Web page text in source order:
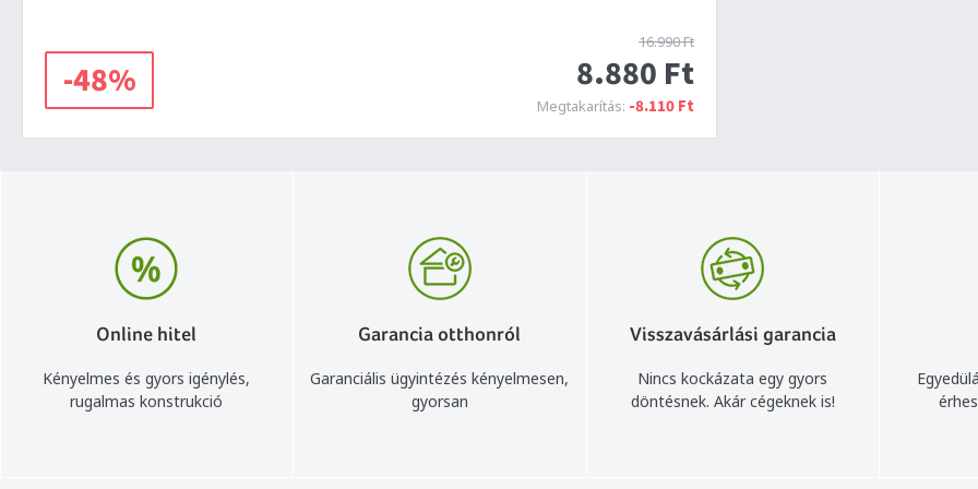
16.990 Ft
8.880 Ft
Megtakarítás: -8.110 Ft
-48%
Online hitel
Kényelmes és gyors igénylés,
rugalmas konstrukció
Garancia otthonról
Garanciális ügyintézés kényelmesen,
gyorsan
Visszavásárlási garancia
Nincs kockázata egy gyors
döntésnek. Akár cégeknek is!